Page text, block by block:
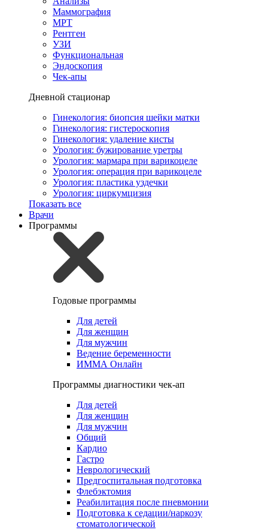
Маммография
МРТ
Рентген
УЗИ
Функциональная
Эндоскопия
Чек-апы
Дневной стационар
Гинекология: биопсия шейки матки
Гинекология: гистероскопия
Гинекология: удаление кисты
Урология: бужирование уретры
Урология: мармара при варикоцеле
Урология: операция при варикоцеле
Урология: пластика уздечки
Урология: циркумцизия
Показать все
Врачи
Программы
Годовые программы
Для детей
Для женщин
Для мужчин
Ведение беременности
ИММА Онлайн
Программы диагностики чек-ап
Для детей
Для женщин
Для мужчин
Общий
Кардио
Гастро
Неврологический
Предгоспитальная подготовка
Флебэктомия
Реабилитация после пневмонии
Подготовка к седации/наркозу
стоматологической